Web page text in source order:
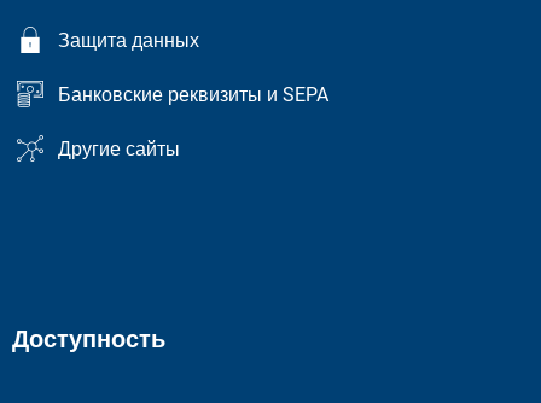
Защита данных
Банковские реквизиты и SEPA
Другие сайты
Доступность